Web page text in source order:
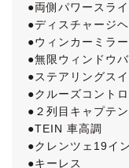
●両側パワースラ
●ディスチャージ
●ウィンカーミラー
●無限ウィンドウ
●ステアリングス
●クルーズコント
●２列目キャプテ
●TEIN 車高調
●クレンツェ19イ
●キーレス